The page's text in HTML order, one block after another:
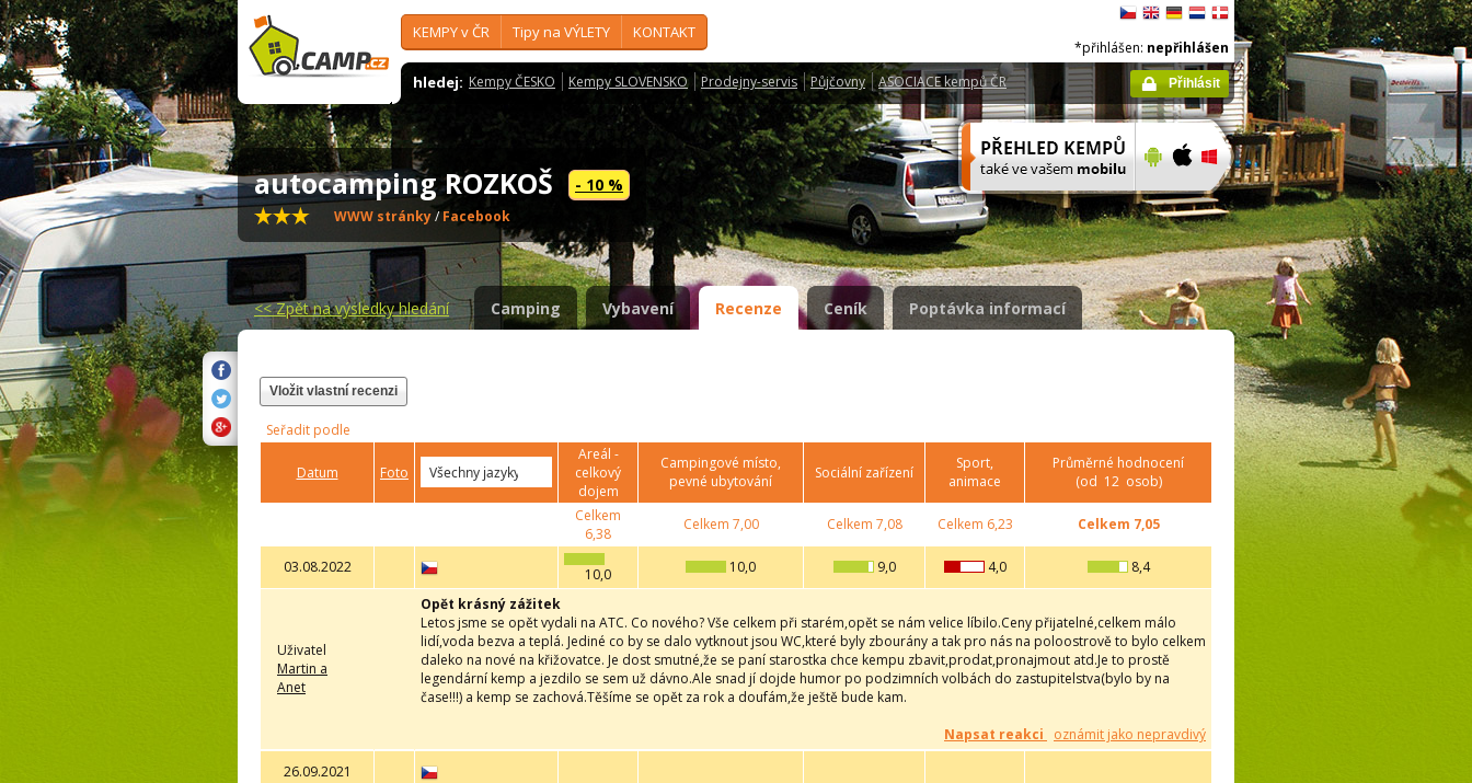
KEMPY v ČR Tipy na VÝLETY KONTAKT
hledej: Kempy ČESKO Kempy SLOVENSKO Prodejny-servis Půjčovny ASOCIACE kempů ČR
*přihlášen: nepřihlášen
Přihlásit
autocamping ROZKOŠ - 10 %
WWW stránky/Facebook
<<Zpět na výsledky hledání Camping Vybavení Recenze Ceník Poptávka informací
Vložit vlastní recenzi
Seřadit podle
Datum Foto
Areál -
celkový
dojem
Campingové místo,
pevné ubytování
Sociální zařízení
Sport,
animace
Průměrné hodnocení
(od 12 osob)
Celkem
6,38
Celkem 7,00 Celkem 7,08 Celkem 6,23 Celkem 7,05
03.08.2022 10,0 10,0 9,0 4,0 8,4
Uživatel
Martin a
Anet
Opět krásný zážitek
Letos jsme se opět vydali na ATC. Co nového? Vše celkem při starém,opět se nám velice líbilo.Ceny přijatelné,celkem málo
lidí,voda bezva a teplá. Jediné co by se dalo vytknout jsou WC,které byly zbourány a tak pro nás na poloostrově to bylo celkem
daleko na nové na křižovatce. Je dost smutné,že se paní starostka chce kempu zbavit,prodat,pronajmout atd.Je to prostě
legendární kemp a jezdilo se sem už dávno.Ale snad jí dojde humor po podzimních volbách do zastupitelstva(bylo by na
čase!!!) a kemp se zachová.Těšíme se opět za rok a doufám,že ještě bude kam.
Napsat reakci
oznámit jako nepravdivý
26.09.2021